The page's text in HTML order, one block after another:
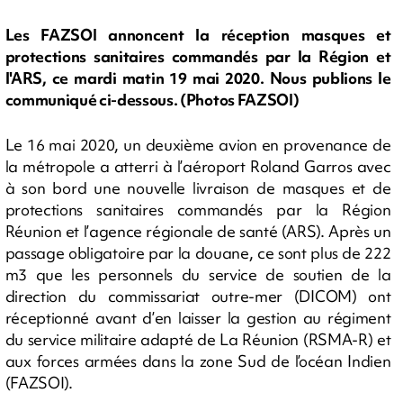
Les FAZSOI annoncent la réception masques et
protections sanitaires commandés par la Région et
l'ARS, ce mardi matin 19 mai 2020. Nous publions le
communiqué ci-dessous. (Photos FAZSOI)
Le 16 mai 2020, un deuxième avion en provenance de
la métropole a atterri à l’aéroport Roland Garros avec
à son bord une nouvelle livraison de masques et de
protections sanitaires commandés par la Région
Réunion et l’agence régionale de santé (ARS). Après un
passage obligatoire par la douane, ce sont plus de 222
m3 que les personnels du service de soutien de la
direction du commissariat outre-mer (DICOM) ont
réceptionné avant d’en laisser la gestion au régiment
du service militaire adapté de La Réunion (RSMA-R) et
aux forces armées dans la zone Sud de l’océan Indien
(FAZSOI).